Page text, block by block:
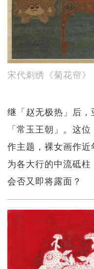
宋代刺绣《菊花帘》
继「赵无极热」后
「常玉王朝」。这
作主题，裸女画作
为各大行的中流砥
会否又即将露面？